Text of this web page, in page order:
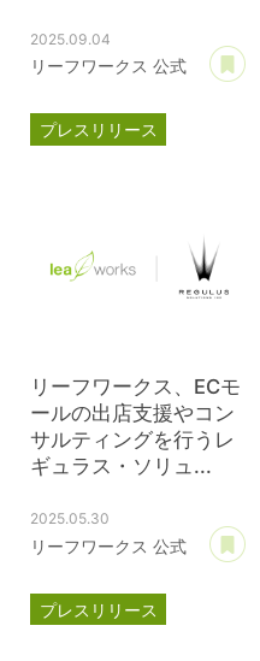
2025.09.04
リーフワークス 公式
プレスリリース
リーフワークス、ECモ
ールの出店支援やコン
サルティングを行うレ
ギュラス・ソリュ...
2025.05.30
リーフワークス 公式
プレスリリース